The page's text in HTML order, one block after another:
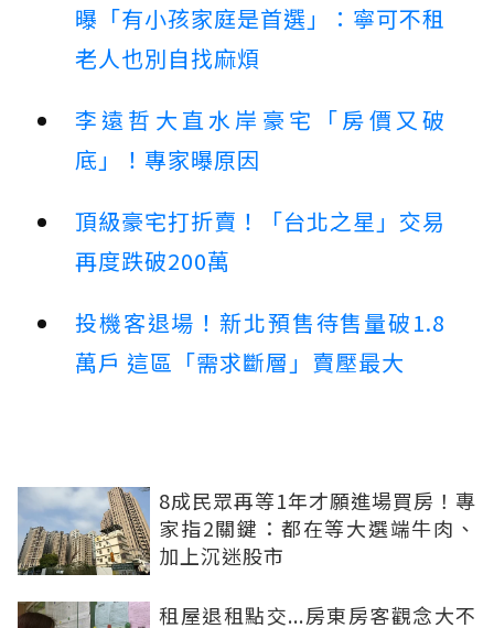
曝「有小孩家庭是首選」：寧可不租
老人也別自找麻煩
李遠哲大直水岸豪宅「房價又破
底」！專家曝原因
頂級豪宅打折賣！「台北之星」交易
再度跌破200萬
投機客退場！新北預售待售量破1.8
萬戶 這區「需求斷層」賣壓最大
8成民眾再等1年才願進場買房！專
家指2關鍵：都在等大選端牛肉、
加上沉迷股市
租屋退租點交...房東房客觀念大不